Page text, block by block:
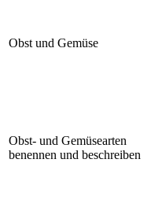
Obst und Gemüse
Obst- und Gemüsearten
benennen und beschreiben